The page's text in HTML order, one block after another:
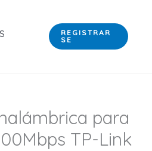
REGISTRAR
SE
para
TP-Link